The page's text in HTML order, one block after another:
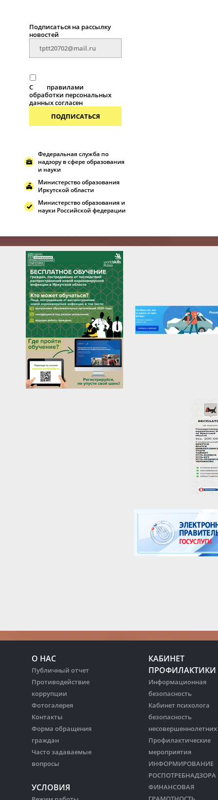
Подписаться на рассылку
новостей
С
правилами
обработки персональных
данных согласен
ПОДПИСАТЬСЯ
Федеральная служба по
надзору в сфере образования
и науки
Министерство образования
Иркутской области
Министерство образования и
науки Российской федерации
О НАС
Публичный отчет
Противодействие
коррупции
Фотогалерея
Контакты
Форма обращения
граждан
Часто задаваемые
вопросы
УСЛОВИЯ
КАБИНЕТ
ПРОФИЛАКТИКИ
Информационная
безопасность
Кабинет психолога
безопасность
несовершеннолетних
Профилактические
мероприятия
ИНФОРМИРОВАНИЕ
РОСПОТРЕБНАДЗОРА
ФИНАНСОВАЯ